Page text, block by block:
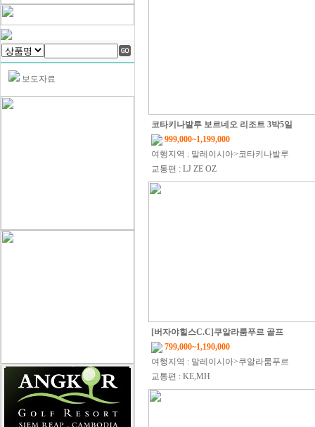
보도자료
코타키나발루 보르네오 리조트 3박5일
999,000~1,199,000
여행지역 : 말레이시아>코타키나발루
교통편 : LJ ZE OZ
[버자야힐스C.C]쿠알라룸푸르 골프
799,000~1,190,000
여행지역 : 말레이시아>쿠알라룸푸르
교통편 : KE,MH